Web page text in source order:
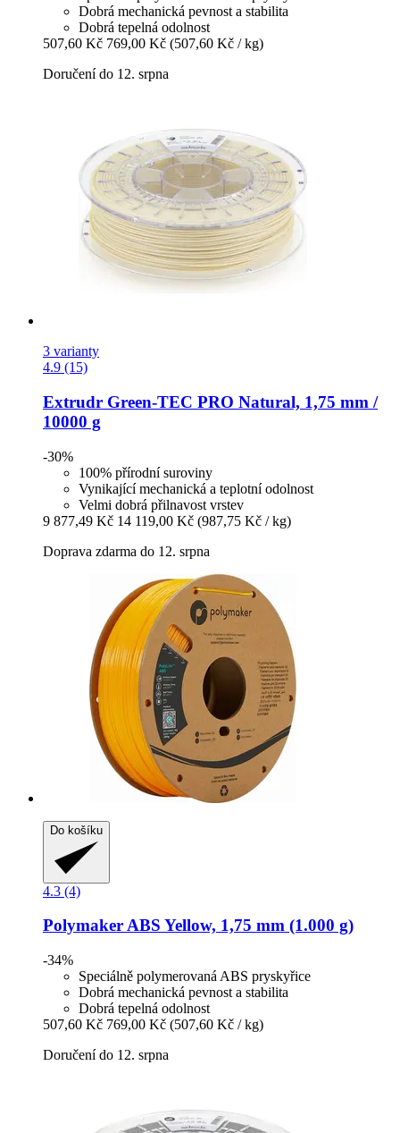
Dobrá mechanická pevnost a stabilita
Dobrá tepelná odolnost
507,60 Kč 769,00 Kč (507,60 Kč / kg)
Doručení do 12. srpna
3 varianty
4.9 (15)
Extrudr Green-​TEC PRO Natural, 1,75 mm /
10000 g
-30%
100% přírodní suroviny
Vynikající mechanická a teplotní odolnost
Velmi dobrá přilnavost vrstev
9 877,49 Kč 14 119,00 Kč (987,75 Kč / kg)
Doprava zdarma do 12. srpna
Do košíku
4.3 (4)
PolymakerABS Yellow, 1,75 mm (1.000 g)
-34%
Speciálně polymerovaná ABS pryskyřice
Dobrá mechanická pevnost a stabilita
Dobrá tepelná odolnost
507,60 Kč 769,00 Kč (507,60 Kč / kg)
Doručení do 12. srpna